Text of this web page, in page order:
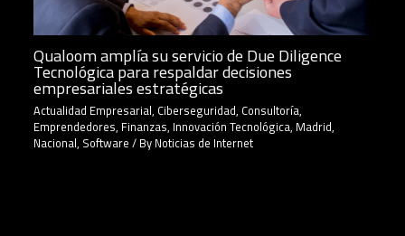
Qualoom amplía su servicio de Due Diligence
Tecnológica para respaldar decisiones
empresariales estratégicas
Actualidad Empresarial, Ciberseguridad, Consultoría,
Emprendedores, Finanzas, Innovación Tecnológica, Madrid,
Nacional, Software/ ByNoticias de Internet